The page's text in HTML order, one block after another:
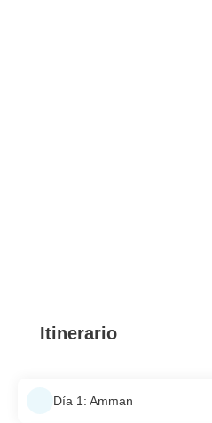
Itinerario
Día 1: Amman